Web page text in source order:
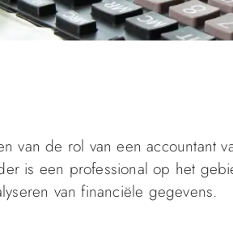
van de rol van een accountant
is een professional op het
van financiële gegevens.